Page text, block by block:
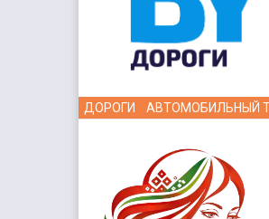
ДОРОГИ АВТОМОБИЛЬНЫЙ